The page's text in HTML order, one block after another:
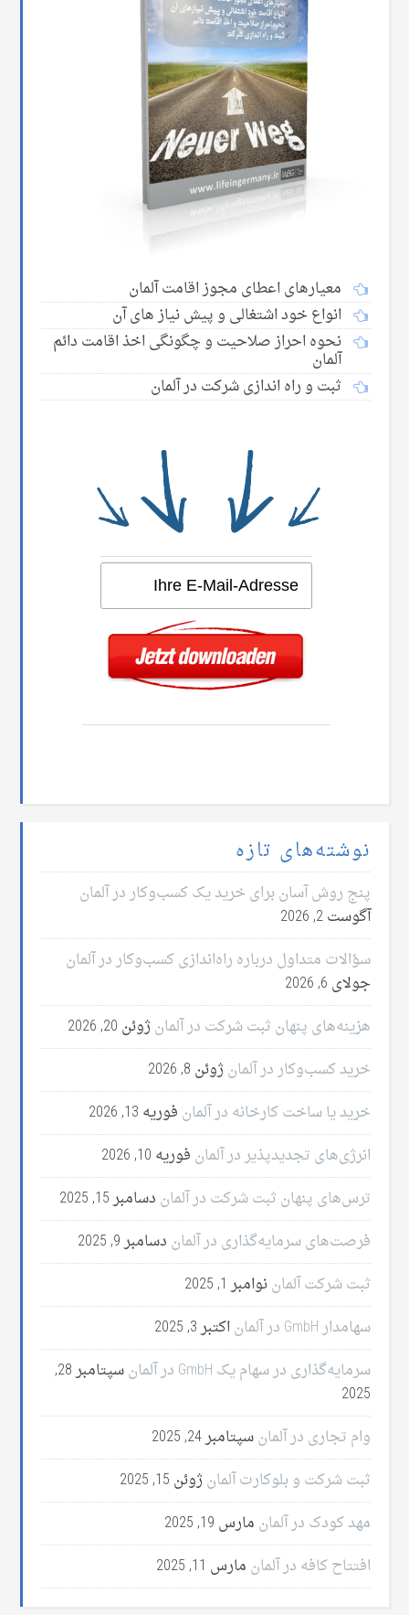
معیارهای اعطای مجوز اقامت آلمان
انواع خود اشتغالی و پیش نیاز های آن
نحوه احراز صلاحیت و چگونگی اخذ اقامت دائم
آلمان
ثبت و راه اندازی شرکت در آلمان
نوشته‌های تازه
پنج روش آسان برای خرید یک کسب‌وکار در آلمان
آگوست 2, 2026
سؤالات متداول درباره راه‌اندازی کسب‌وکار در آلمان
جولای 6, 2026
هزینه‌های پنهان ثبت شرکت در آلمان ژوئن 20, 2026
خرید کسب‌وکار در آلمان ژوئن 8, 2026
خرید یا ساخت کارخانه در آلمان فوریه 13, 2026
انرژی‌های تجدیدپذیر در آلمان فوریه 10, 2026
ترس‌های پنهان ثبت شرکت در آلمان دسامبر 15, 2025
فرصت‌های سرمایه‌گذاری در آلمان دسامبر 9, 2025
ثبت شرکت آلماننوامبر 1, 2025
سهامدار GmbH در آلمان
اکتبر 3, 2025
سرمایه‌گذاری در سهام یک GmbH در آلمان
سپتامبر 28,
2025
وام تجاری در آلمانسپتامبر 24, 2025
ثبت شرکت و بلوکارت آلمان ژوئن 15, 2025
مهد کودک در آلمان مارس 19, 2025
افتتاح کافه در آلمان مارس 11, 2025